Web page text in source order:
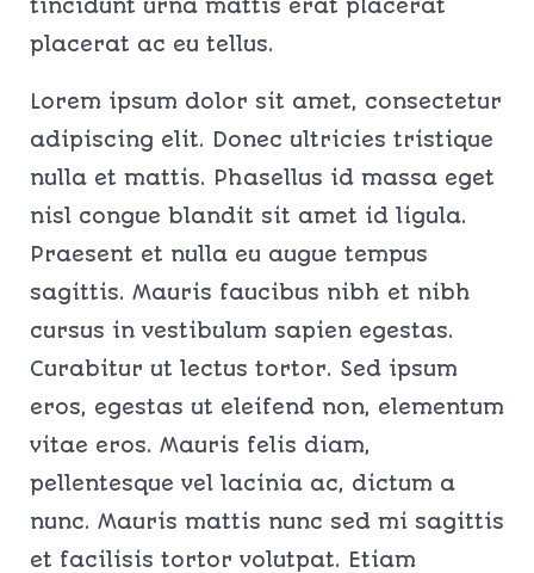
tincidunt urna mattis erat placerat
placerat ac eu tellus.
Lorem ipsum dolor sit amet, consectetur
adipiscing elit. Donec ultricies tristique
nulla et mattis. Phasellus id massa eget
nisl congue blandit sit amet id ligula.
Praesent et nulla eu augue tempus
sagittis. Mauris faucibus nibh et nibh
cursus in vestibulum sapien egestas.
Curabitur ut lectus tortor. Sed ipsum
eros, egestas ut eleifend non, elementum
vitae eros. Mauris felis diam,
pellentesque vel lacinia ac, dictum a
nunc. Mauris mattis nunc sed mi sagittis
et facilisis tortor volutpat. Etiam